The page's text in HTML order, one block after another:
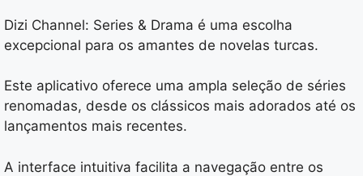
Dizi Channel: Series & Drama é uma escolha
excepcional para os amantes de novelas turcas.
Este aplicativo oferece uma ampla seleção de séries
renomadas, desde os clássicos mais adorados até os
lançamentos mais recentes.
A interface intuitiva facilita a navegação entre os